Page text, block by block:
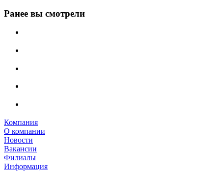
Ранее вы смотрели
Компания
О компании
Новости
Вакансии
Филиалы
Информация